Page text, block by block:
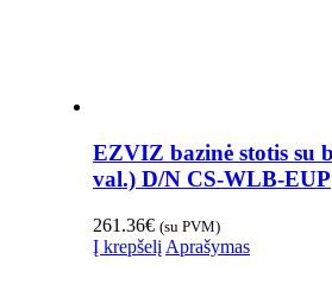
EZVIZ bazinė stotis su
val.) D/N CS-WLB-EUP
261.36€ (su PVM)
Į krepšelį Aprašymas